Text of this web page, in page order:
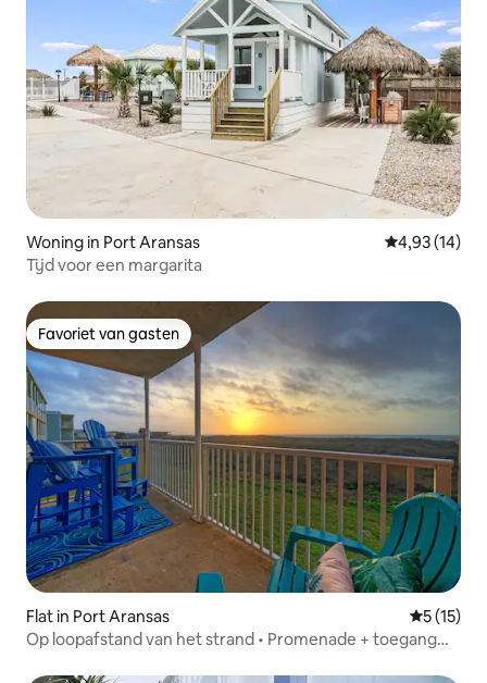
Woning in Port Aransas Gemiddelde
4,93 (14)
Tijd voor een margarita
Favoriet van gasten
Favoriet van gasten
Flat in Port Aransas
5 (15)
Op loopafstand van het strand • Promenade + toegang